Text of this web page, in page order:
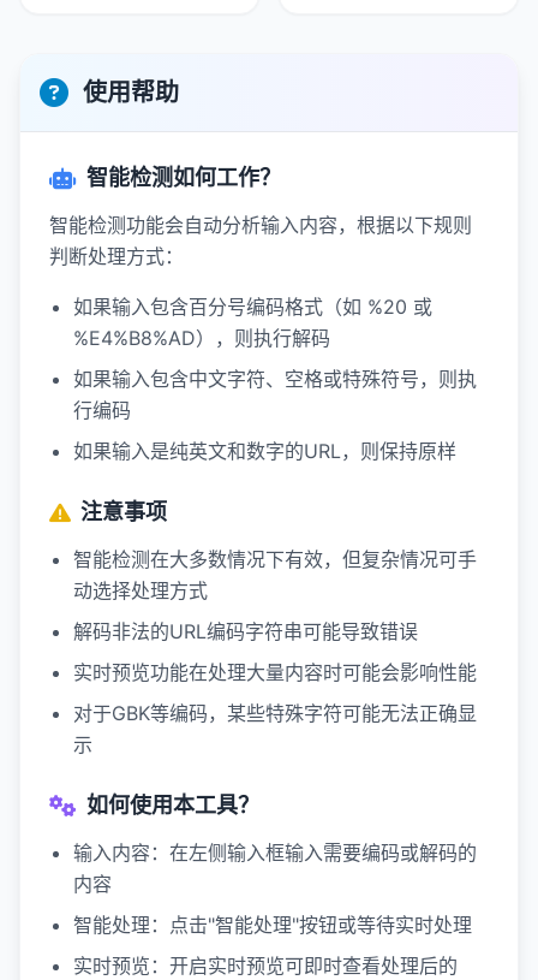
使用帮助
智能检测如何工作？
智能检测功能会自动分析输入内容，根据以下规则
判断处理方式：
如果输入包含百分号编码格式（如 %20 或
%E4%B8%AD），则执行解码
如果输入包含中文字符、空格或特殊符号，则执
行编码
如果输入是纯英文和数字的URL，则保持原样
注意事项
智能检测在大多数情况下有效，但复杂情况可手
动选择处理方式
解码非法的URL编码字符串可能导致错误
实时预览功能在处理大量内容时可能会影响性能
对于GBK等编码，某些特殊字符可能无法正确显
示
如何使用本工具？
输入内容： 在左侧输入框输入需要编码或解码的
内容
智能处理： 点击"智能处理"按钮或等待实时处理
实时预览： 开启实时预览可即时查看处理后的